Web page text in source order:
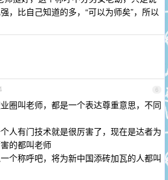
，比自己知道的多，“可以为师矣”，所以
6
圈叫老师，都是一个表达尊重意思，不同
人有门技术就是很厉害了，现在是达者为
的都叫老师
个称呼吧，将为新中国添砖加瓦的人都叫